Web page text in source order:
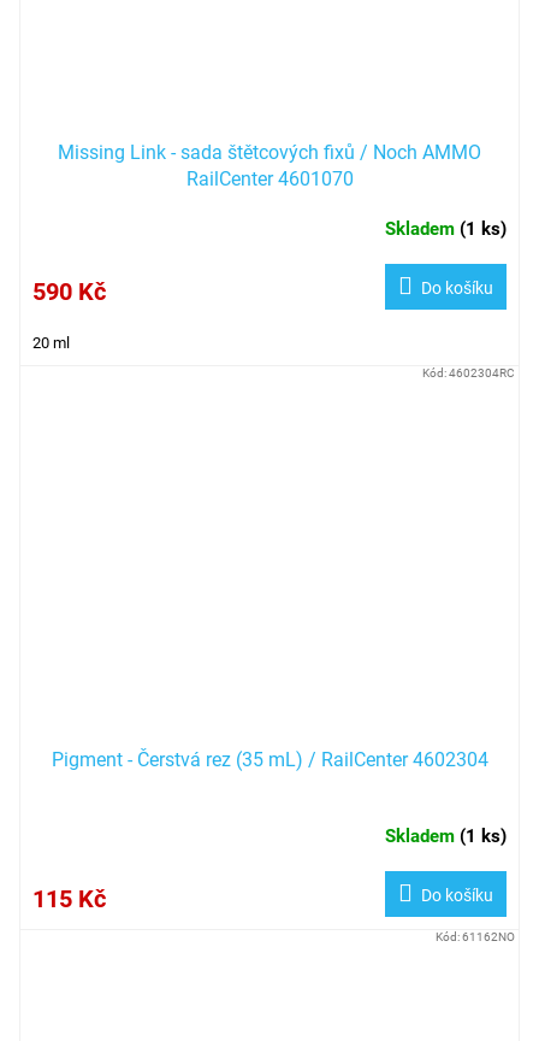
Missing Link - sada štětcových fixů / Noch AMMO
RailCenter 4601070
Skladem (1 ks)
590 Kč Do košíku
20 ml
Pigment - Čerstvá rez (35 mL) / RailCenter 4602304
Skladem (1 ks)
115 Kč Do košíku
Kód:4602304RC
Kód:61162NO